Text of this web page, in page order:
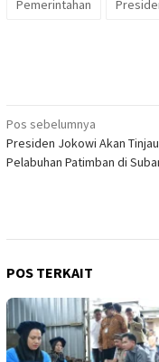
Pemerintahan
Navigasi
pos
Pos sebelumnya
Presiden Jokowi Akan Tinjau
Pelabuhan Patimban di
POS TERKAIT